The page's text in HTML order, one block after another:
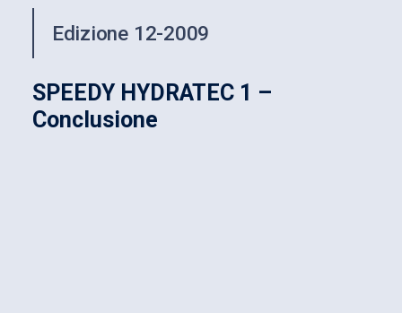
Edizione 12-2009
SPEEDY HYDRATEC 1 –
Conclusione